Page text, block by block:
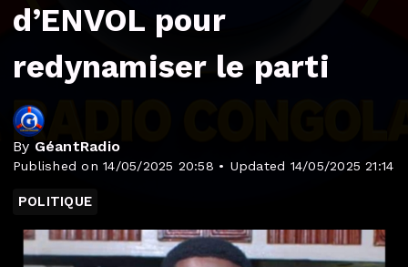
d’ENVOL pour
redynamiser le parti
By GéantRadio
Published on 14/05/2025 20:58 • Updated 14/05/2025 21:14
POLITIQUE